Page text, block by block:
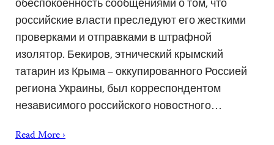
российские власти преследуют его жесткими
проверками и отправками в штрафной
изолятор. Бекиров, этнический крымский
татарин из Крыма – оккупированного Россией
региона Украины, был корреспондентом
независимого российского новостного…
Read More ›